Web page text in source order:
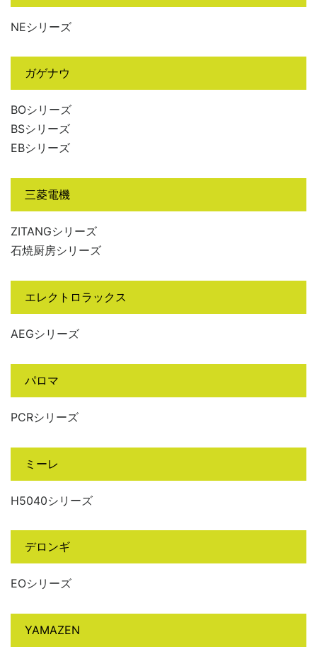
NEシリーズ
ガゲナウ
BOシリーズ
BSシリーズ
EBシリーズ
三菱電機
ZITANGシリーズ
石焼厨房シリーズ
エレクトロラックス
AEGシリーズ
パロマ
PCRシリーズ
ミーレ
H5040シリーズ
デロンギ
EOシリーズ
YAMAZEN